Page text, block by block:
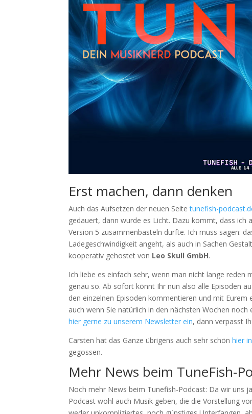
Erst machen, dann denken
Auch das Aufsetzen der neuen Seite tunefish-
gedauert, dann wurde es Licht. Dazu kommt, dass ich
Version 5 zusammenbasteln durfte. Ich muss sagen:
Ladegeschwindigkeit angeht, als auch in Sachen
kooperativ gehostet von Leo Skull GmbH.
Ich liebe es einfach sehr, wenn man nicht lange reden
genau so. Ab sofort könnt Ihr nun also alle Episoden
den einzelnen Episoden kommentieren und mit
auch wenn Sie natürlich in den nächsten Wochen
hier gerne zu unserem Newsletter ein, dann verpasst
Carsten hat das Ganze übrigens auch sehr schönhier
gegossen.
Mehr News beim TuneFish-
Noch mehr News beim Tunefish-Podcast: Da wir uns
Podcast wohl auch Musik geben, die die Vorstellung